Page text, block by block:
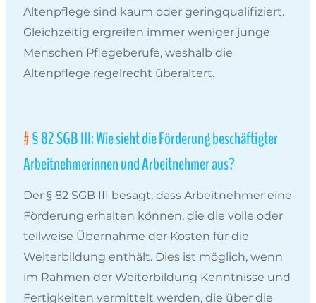
Altenpflege sind kaum oder geringqualifiziert.
Gleichzeitig ergreifen immer weniger junge
Menschen Pflegeberufe, weshalb die
Altenpflege regelrecht überaltert.
§ 82 SGB III: Wie sieht die Förderung beschäftigter
Arbeitnehmerinnen und Arbeitnehmer aus?
Der § 82 SGB III besagt, dass Arbeitnehmer eine
Förderung erhalten können, die die volle oder
teilweise Übernahme der Kosten für die
Weiterbildung enthält. Dies ist möglich, wenn
im Rahmen der Weiterbildung Kenntnisse und
Fertigkeiten vermittelt werden, die über die